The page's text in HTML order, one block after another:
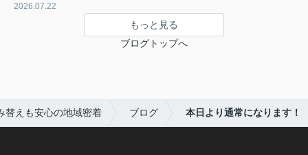
2026.07.22
もっと見る
ブログトップへ
替えも安心の地域密着 ブログ 本日より通常になります！